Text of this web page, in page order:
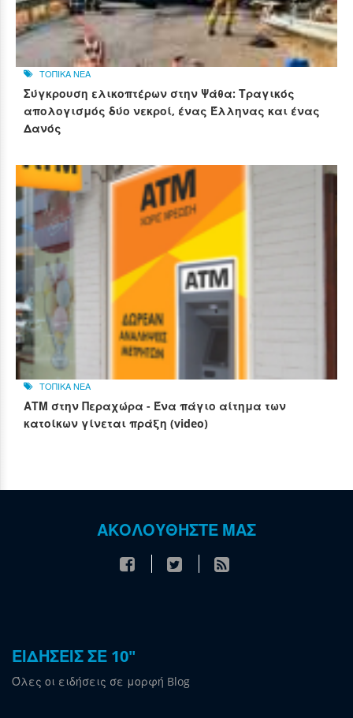
ΤΟΠΙΚΑ ΝΕΑ
Σύγκρουση ελικοπτέρων στην Ψάθα: Τραγικός
απολογισμός δύο νεκροί, ένας Έλληνας και ένας
Δανός
ΤΟΠΙΚΑ ΝΕΑ
ΑΤΜ στην Περαχώρα - Ένα πάγιο αίτημα των
κατοίκων γίνεται πράξη (video)
ΑΚΟΛΟΥΘΗΣΤΕ ΜΑΣ
ΕΙΔΗΣΕΙΣ ΣΕ 10"
Όλες οι ειδήσεις σε μορφή Blog